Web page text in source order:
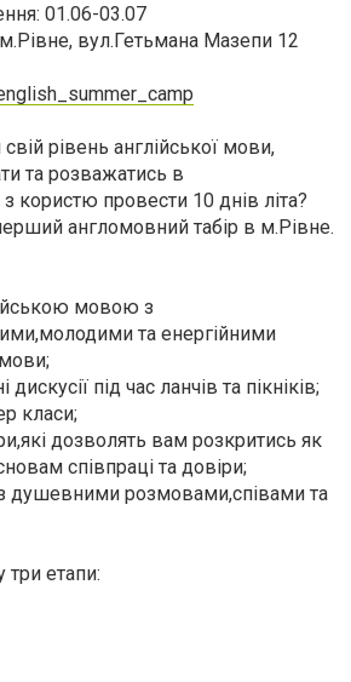
01.06-03.07
вул.Гетьмана Мазепи 12
рівень англійської мови,
та розважатись в
користю провести 10 днів літа?
англомовний табір в м.Рівне.
мовою з
та енергійними
під час ланчів та пікніків;
класи;
дозволять вам розкритись як
співпраці та довіри;
з душевними розмовами,співами та
три етапи: